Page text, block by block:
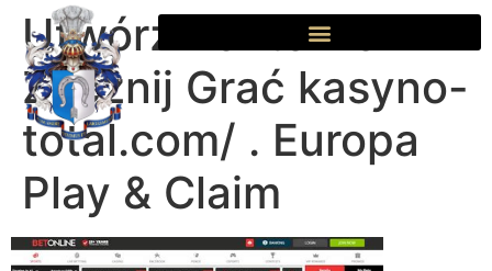
Utwórz Konto Do
Zacznij Grać kasyno-
total.com/ . Europa
Play & Claim